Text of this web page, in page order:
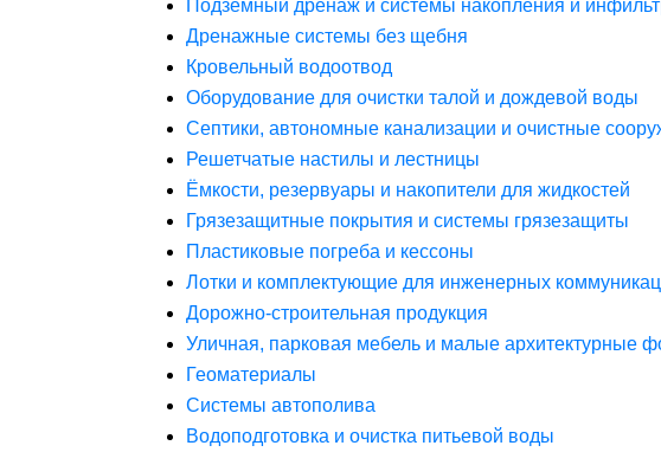
Подземный дренаж и системы накопления и
Дренажные системы без щебня
Кровельный водоотвод
Оборудование для очистки талой и дождевой воды
Септики, автономные канализации и очистные
Решетчатые настилы и лестницы
Ёмкости, резервуары и накопители для жидкостей
Грязезащитные покрытия и системы грязезащиты
Пластиковые погреба и кессоны
Лотки и комплектующие для инженерных
Дорожно-строительная продукция
Уличная, парковая мебель и малые архитектурные
Геоматериалы
Системы автополива
Водоподготовка и очистка питьевой воды